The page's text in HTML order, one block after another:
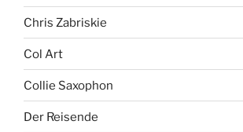
Chris Zabriskie
Col Art
Collie Saxophon
Der Reisende